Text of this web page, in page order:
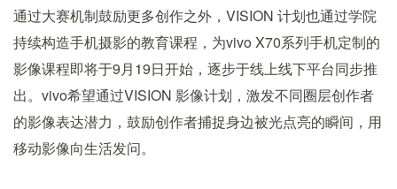
通过大赛机制鼓励更多创作之外，VISION 计划也通过学院
持续构造手机摄影的教育课程，为vivo X70系列手机定制的
影像课程即将于9月19日开始，逐步于线上线下平台同步推
出。vivo希望通过VISION 影像计划，激发不同圈层创作者
的影像表达潜力，鼓励创作者捕捉身边被光点亮的瞬间，用
移动影像向生活发问。